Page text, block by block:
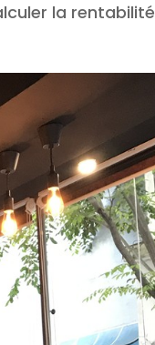
la rentabilité